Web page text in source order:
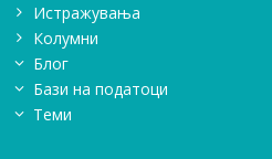
Истражувањa
Колумни
Блог
Бази на податоци
Теми